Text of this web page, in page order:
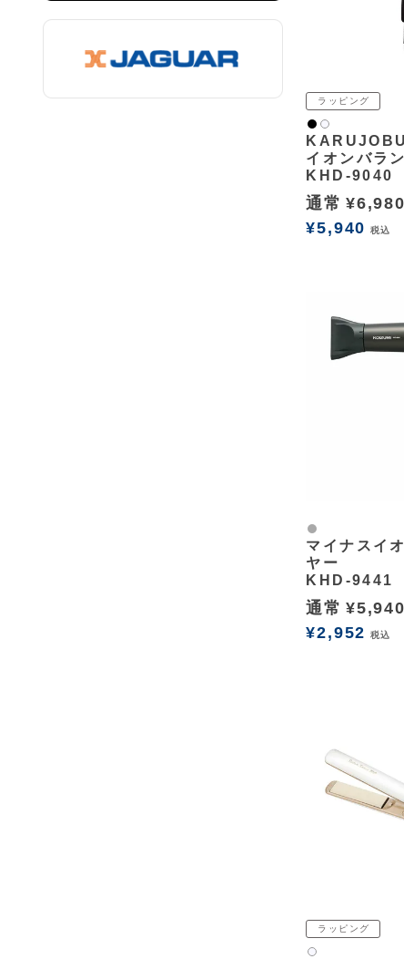
ラッピング
黒 白2
イオンバラ
KHD-9040
通常 ¥6,980
¥5,940 税込
グレー
マイナスイ
ヤー
KHD-9441
通常 ¥5,940
¥2,952 税込
ラッピング
白2